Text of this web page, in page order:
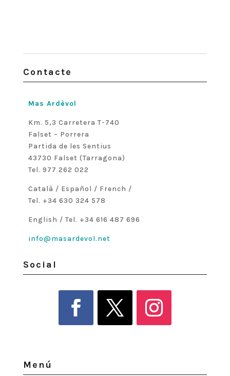
Contacte
Mas Ardèvol
Km. 5,3 Carretera T-740
Falset – Porrera
Partida de les Sentius
43730 Falset (Tarragona)
Tel. 977 262 022
Català / Español / French /
Tel. +34 630 324 578
English / Tel. +34 616 487 696
info@masardevol.net
Social
Menú